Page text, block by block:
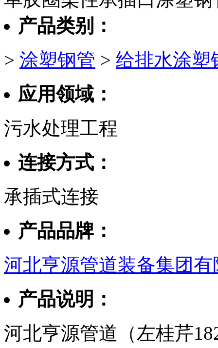
产品类别：
> 涂塑钢管 > 给排水涂塑
应用领域：
污水处理工程
连接方式：
承插式连接
产品品牌：
河北亨源管道装备集团有
产品说明：
河北亨源管道（左桂芹